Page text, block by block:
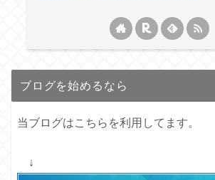
ブログを始めるなら
当ブログはこちらを利用してます。
↓